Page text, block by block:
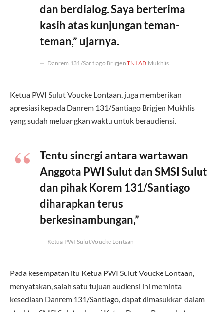
dan berdialog. Saya berterima
kasih atas kunjungan teman-
teman,” ujarnya.
Danrem 131/Santiago BrigjenTNI AD Mukhlis
Ketua PWI Sulut Voucke Lontaan, juga memberikan
apresiasi kepada Danrem 131/Santiago Brigjen Mukhlis
yang sudah meluangkan waktu untuk beraudiensi.
Tentu sinergi antara wartawan
Anggota PWI Sulut dan SMSI Sulut
dan pihak Korem 131/Santiago
diharapkan terus
berkesinambungan,”
Ketua PWI Sulut Voucke Lontaan
Pada kesempatan itu Ketua PWI Sulut Voucke Lontaan,
menyatakan, salah satu tujuan audiensi ini meminta
kesediaan Danrem 131/Santiago, dapat dimasukkan dalam